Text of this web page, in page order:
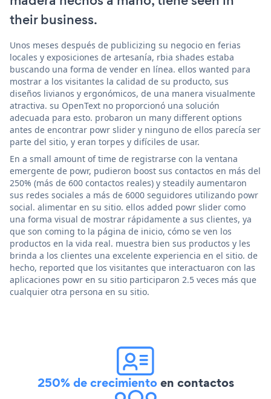
their business.
Unos meses después de publicizing su negocio en ferias
locales y exposiciones de artesanía, rbia shades estaba
buscando una forma de vender en línea. ellos wanted para
mostrar a los visitantes la calidad de su producto, sus
diseños livianos y ergonómicos, de una manera visualmente
atractiva. su OpenText no proporcionó una solución
adecuada para esto. probaron un many different options
antes de encontrar powr slider y ninguno de ellos parecía ser
parte del sitio, y eran torpes y difíciles de usar.
En a small amount of time de registrarse con la ventana
emergente de powr, pudieron boost sus contactos en más del
250% (más de 600 contactos reales) y steadily aumentaron
sus redes sociales a más de 6000 seguidores utilizando powr
social. alimentar en su sitio. ellos added powr slider como
una forma visual de mostrar rápidamente a sus clientes, ya
que son coming to la página de inicio, cómo se ven los
productos en la vida real. muestra bien sus productos y les
brinda a los clientes una excelente experiencia en el sitio. de
hecho, reported que los visitantes que interactuaron con las
aplicaciones powr en su sitio participaron 2.5 veces más que
cualquier otra persona en su sitio.
250% de crecimientoen contactos